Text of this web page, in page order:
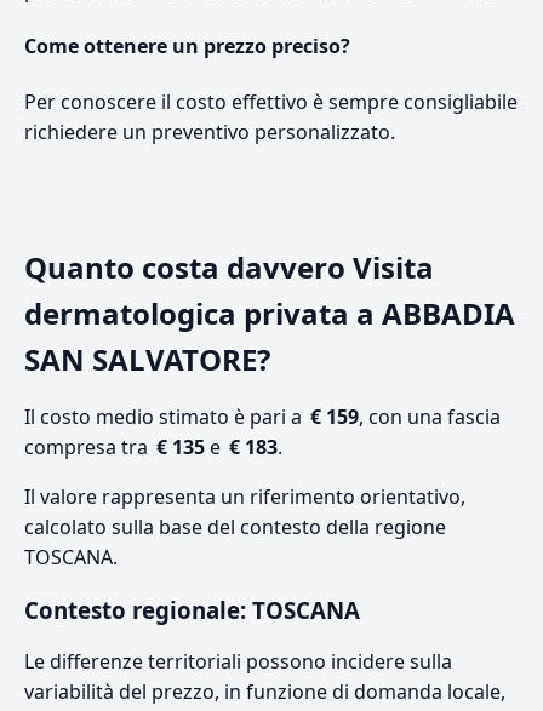
Come ottenere un prezzo preciso?
Per conoscere il costo effettivo è sempre consigliabile
richiedere un preventivo personalizzato.
Quanto costa davvero Visita
dermatologica privata a ABBADIA
SAN SALVATORE?
Il costo medio stimato è pari a € 159, con una fascia
compresa tra € 135e € 183.
Il valore rappresenta un riferimento orientativo,
calcolato sulla base del contesto della regione
TOSCANA.
Contesto regionale: TOSCANA
Le differenze territoriali possono incidere sulla
variabilità del prezzo, in funzione di domanda locale,